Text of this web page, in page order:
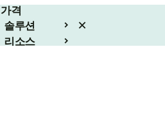
가격
솔루션
리소스